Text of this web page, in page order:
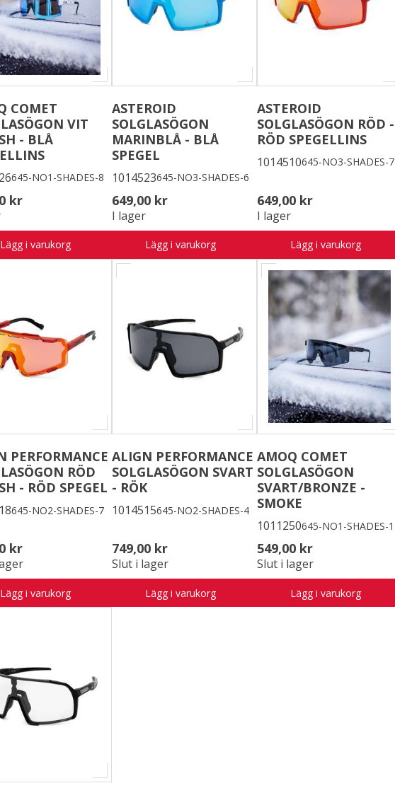
COMET
VIT
- BLÅ
645-NO1-SHADES-8
kr
Lägg i varukorg
ASTEROID
SOLGLASÖGON
MARINBLÅ - BLÅ
SPEGEL
1014523645-NO3-SHADES-6
649,00 kr
I lager
Lägg i varukorg
ASTEROID
SOLGLASÖGON RÖD -
RÖD SPEGELLINS
1014510645-NO3-SHADES-7
649,00 kr
I lager
Lägg i varukorg
PERFORMANCE
RÖD
- RÖD SPEGEL
645-NO2-SHADES-7
kr
Lägg i varukorg
ALIGN PERFORMANCE
SOLGLASÖGON SVART
- RÖK
1014515645-NO2-SHADES-4
749,00 kr
Slut i lager
Lägg i varukorg
AMOQ COMET
SOLGLASÖGON
SVART/BRONZE -
SMOKE
1011250645-NO1-SHADES-1
549,00 kr
Slut i lager
Lägg i varukorg